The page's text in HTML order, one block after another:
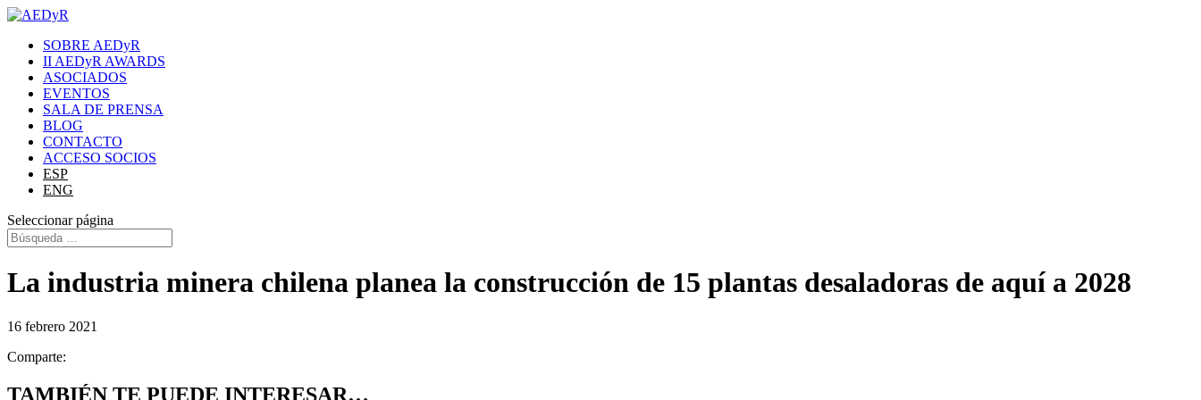
SOBRE AEDyR
II AEDyR AWARDS
ASOCIADOS
EVENTOS
SALA DE PRENSA
BLOG
CONTACTO
ACCESO SOCIOS
ESP
ENG
Seleccionar página
La industria minera chilena planea la construcción de 15 plantas desaladoras de aquí a 2028
16 febrero 2021
Comparte:
TAMBIÉN TE PUEDE INTERESAR…